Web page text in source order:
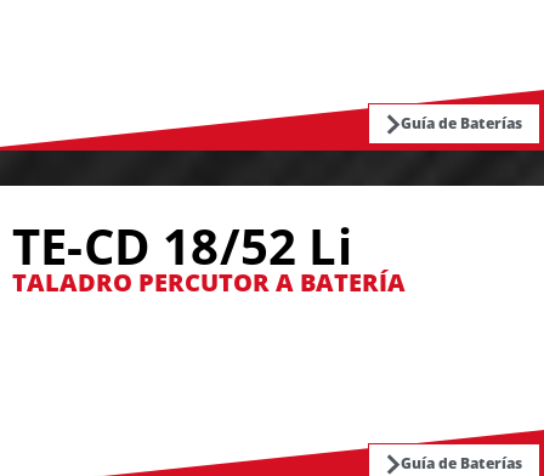
Guía de Baterías
TE-CD 18/52 Li
TALADRO PERCUTOR A BATERÍA
Guía de Baterías